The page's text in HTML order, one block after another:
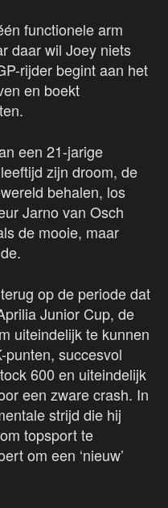
functionele arm
daar wil Joey niets
rijder begint aan het
en boekt
een 21-jarige
zijn droom, de
behalen, los
Jarno van Osch
de mooie, maar
op de periode dat
Junior Cup, de
uiteindelijk te kunnen
succesvol
600 en uiteindelijk
een zware crash. In
strijd die hij
topsport te
om een ‘nieuw’